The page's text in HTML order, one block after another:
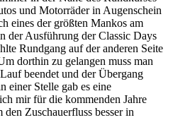
und Motorräder in Augenschein
eines der größten Mankos am
der Ausführung der Classic Days
Rundgang auf der anderen Seite
dorthin zu gelangen muss man
beendet und der Übergang
einer Stelle gab es eine
mir für die kommenden Jahre
Zuschauerfluss besser in